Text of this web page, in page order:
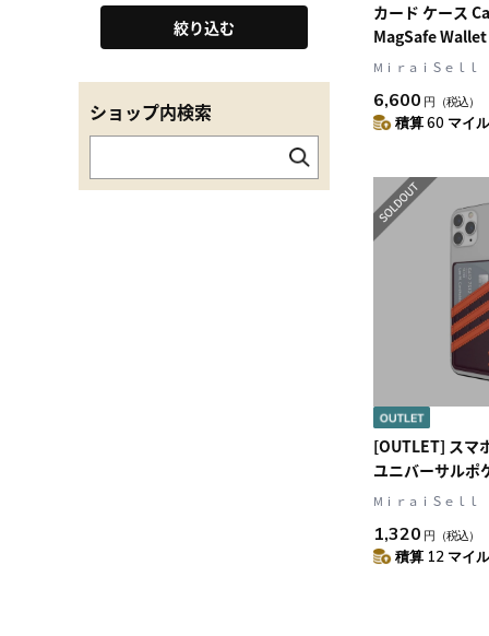
絞り込む
ショップ内検索
カード ケース
MagSafe
リッチアドビ
MⅰｒａｉＳｅｌｌ
6,600 円 （税込）
積算 60 マイ
[OUTLET] スマ
ユニバーサルポ
タイプ SAMBA(
ンジ) ロゴ 繰り
着素材 adidas
MⅰｒａｉＳｅｌｌ
1,320 円 （税込）
積算 12 マイ